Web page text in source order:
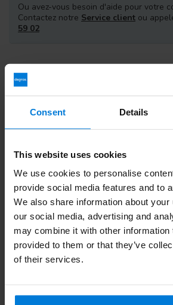
Consent Details
This website uses cookies
We use cookies to personalise
provide social media features and to
We also share information about
our social media, advertising and
may combine it with other information
provided to them or that they’ve
of their services.
Ou avez-vous besoin d'aide pour votre
Contactez notre Service client ou
59 02
Vu(s) récemment
Kendall électrode
adhésive ECG bouton
poussoir 55mm - 30
pièces